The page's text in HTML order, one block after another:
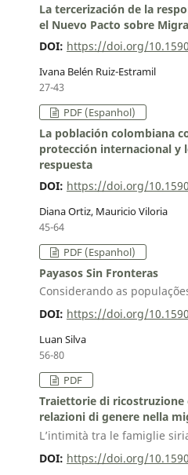
La tercerización de la
el Nuevo Pacto sobre
DOI: https://doi.org/
Ivana Belén Ruiz-Estramil
27-43
PDF (Espanhol)
La población colombiana
protección internacional y
respuesta
DOI: https://doi.org/
Diana Ortiz, Mauricio Viloria
45-64
PDF (Espanhol)
Payasos Sin Fronteras
Considerando as
DOI: https://doi.org/
Luan Silva
56-80
PDF
Traiettorie di ricostruzione
relazioni di genere nella
L’intimità tra le famiglie
DOI: https://doi.org/